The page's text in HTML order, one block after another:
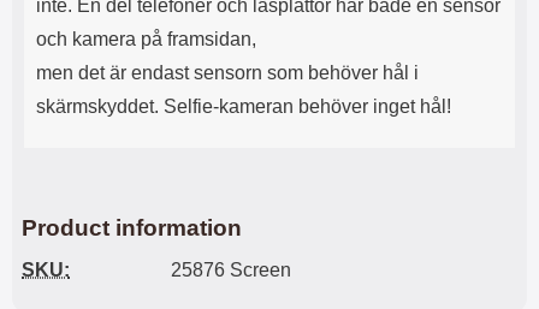
inte. En del telefoner och läsplattor har både en sensor
och kamera på framsidan,
men det är endast sensorn som behöver hål i
skärmskyddet. Selfie-kameran behöver inget hål!
Product information
SKU: 25876 Screen